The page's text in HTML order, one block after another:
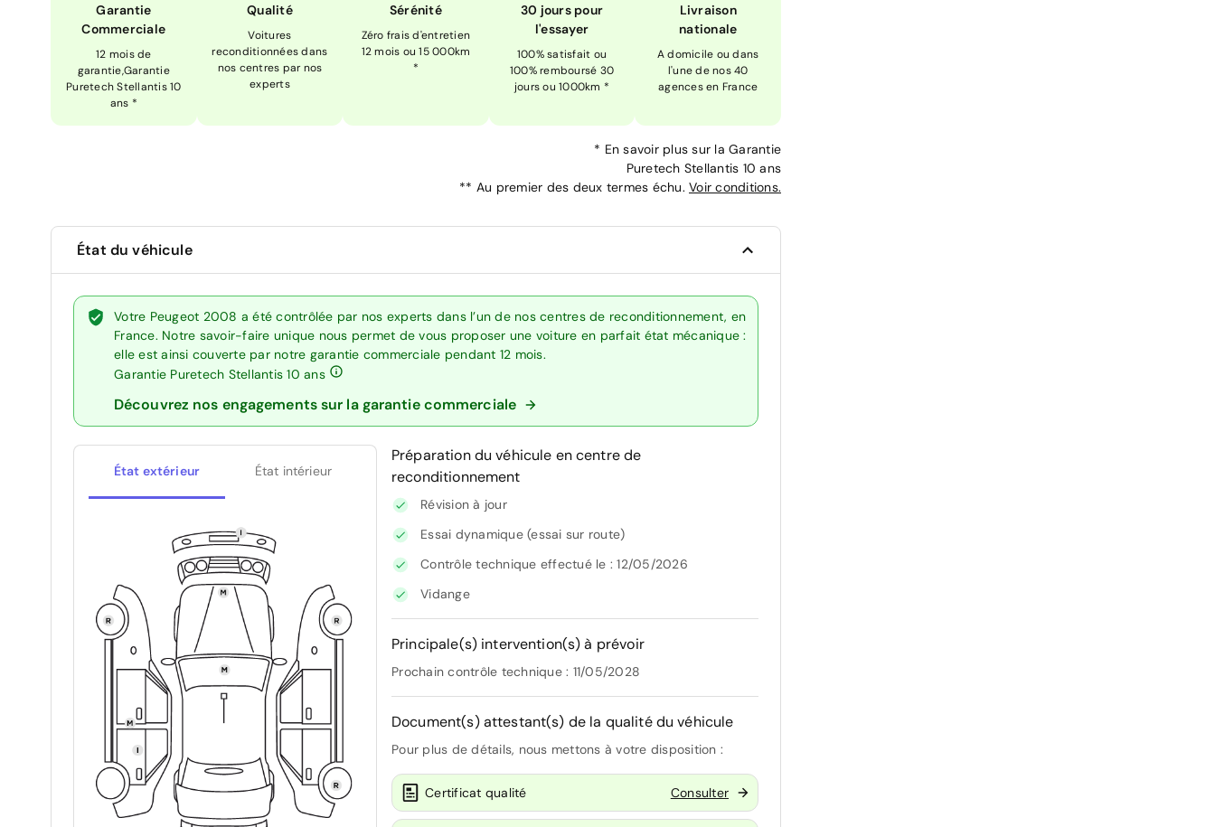
Garantie
Commerciale
12 mois de
garantie,Garantie
Puretech Stellantis 10
ans *
Qualité
Voitures
reconditionnées dans
nos centres par nos
experts
Sérénité
Zéro frais d'entretien
12 mois ou 15 000km
*
30 jours pour
l'essayer
100% satisfait ou
100% remboursé 30
jours ou 1000km *
Livraison
nationale
A domicile ou dans
l'une de nos 40
agences en France
* En savoir plus sur la Garantie
Puretech Stellantis 10 ans
** Au premier des deux termes échu. Voir conditions.
État du véhicule
Votre Peugeot 2008 a été contrôlée par nos experts dans l’un de nos centres de reconditionnement, en
France. Notre savoir-faire unique nous permet de vous proposer une voiture en parfait état mécanique :
elle est ainsi couverte par notre garantie commerciale pendant 12 mois.
Garantie Puretech Stellantis 10 ans
Découvrez nos engagements sur la garantie commerciale
État extérieur État intérieur
Préparation du véhicule en centre de
reconditionnement
Révision à jour
Essai dynamique (essai sur route)
Contrôle technique effectué le : 12/05/2026
Vidange
Principale(s) intervention(s) à prévoir
Prochain contrôle technique : 11/05/2028
Document(s) attestant(s) de la qualité du véhicule
Pour plus de détails, nous mettons à votre disposition :
Certificat qualité Consulter